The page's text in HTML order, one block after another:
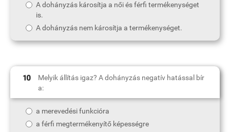
A dohányzás károsítja a női és férfi termékenységet
is.
A dohányzás nem károsítja a termékenységet.
Melyik állítás igaz? A dohányzás negatív hatással bír
a:
a merevedési funkcióra
a férfi megtermékenyítő képességre